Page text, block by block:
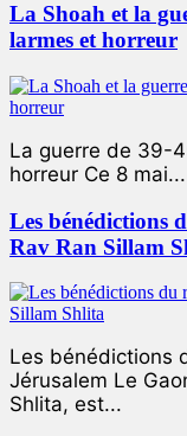
La Shoah et la
larmes et horreur
La guerre de 39-
horreur Ce 8 mai...
Les bénédictions
Rav Ran Sillam
Les bénédictions
Jérusalem Le
Shlita, est...